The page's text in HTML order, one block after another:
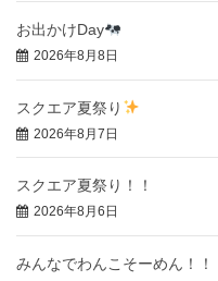
お出かけDay
2026年8月8日
スクエア夏祭り
2026年8月7日
スクエア夏祭り！！
2026年8月6日
みんなでわんこそーめん！！